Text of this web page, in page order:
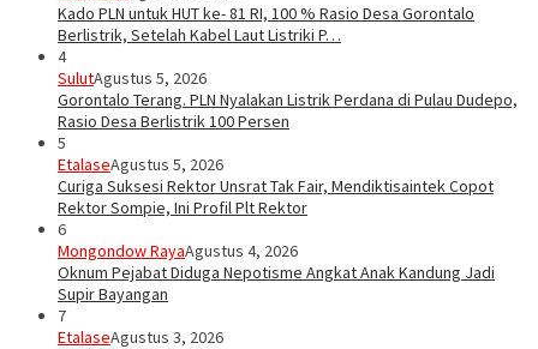
Kado PLN untuk HUT ke- 81 RI, 100 % Rasio Desa Gorontalo
Berlistrik, Setelah Kabel Laut Listriki P…
4
SulutAgustus 5, 2026
Gorontalo Terang. PLN Nyalakan Listrik Perdana di Pulau Dudepo,
Rasio Desa Berlistrik 100 Persen
5
EtalaseAgustus 5, 2026
Curiga Suksesi Rektor Unsrat Tak Fair, Mendiktisaintek Copot
Rektor Sompie, Ini Profil Plt Rektor
6
Mongondow RayaAgustus 4, 2026
Oknum Pejabat Diduga Nepotisme Angkat Anak Kandung Jadi
Supir Bayangan
7
EtalaseAgustus 3, 2026